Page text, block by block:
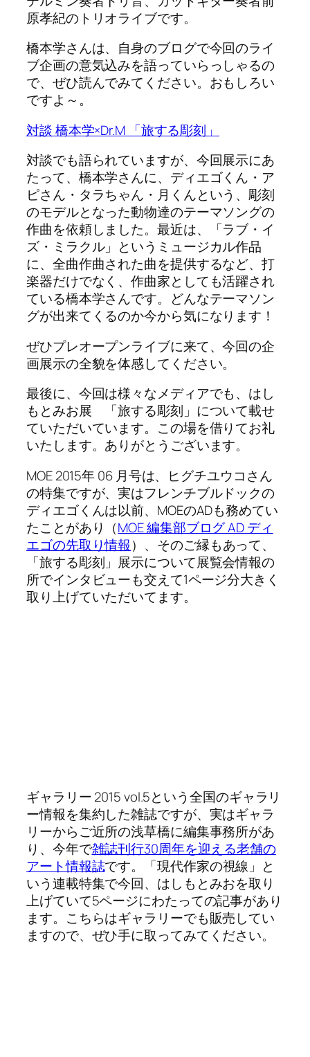
原孝紀のトリオライブです。
橋本学さんは、自身のブログで今回のライ
ブ企画の意気込みを語っていらっしゃるの
で、ぜひ読んでみてください。おもしろい
ですよ～。
対談 橋本学×Dr.M 「旅する彫刻」
対談でも語られていますが、今回展示にあ
たって、橋本学さんに、ディエゴくん・ア
ピさん・タラちゃん・月くんという、彫刻
のモデルとなった動物達のテーマソングの
作曲を依頼しました。最近は、「ラブ・イ
ズ・ミラクル」というミュージカル作品
に、全曲作曲された曲を提供するなど、打
楽器だけでなく、作曲家としても活躍され
ている橋本学さんです。どんなテーマソン
グが出来てくるのか今から気になります！
ぜひプレオープンライブに来て、今回の企
画展示の全貌を体感してください。
最後に、今回は様々なメディアでも、はし
もとみお展 「旅する彫刻」について載せ
ていただいています。この場を借りてお礼
いたします。ありがとうございます。
MOE 2015年 06 月号は、ヒグチユウコさん
の特集ですが、実はフレンチブルドックの
ディエゴくんは以前、MOEのADも務めてい
たことがあり（MOE 編集部ブログ AD ディ
エゴの先取り情報）、そのご縁もあって、
「旅する彫刻」展示について展覧会情報の
所でインタビューも交えて1ページ分大きく
取り上げていただいてます。
ギャラリー 2015 vol.5という全国のギャラリ
ー情報を集約した雑誌ですが、実はギャラ
リーからご近所の浅草橋に編集事務所があ
り、今年で雑誌刊行30周年を迎える老舗の
アート情報誌です。「現代作家の視線」と
いう連載特集で今回、はしもとみおを取り
上げていて5ページにわたっての記事があり
ます。こちらはギャラリーでも販売してい
ますので、ぜひ手に取ってみてください。